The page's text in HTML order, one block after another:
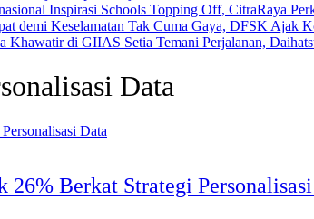
Inspirasi Schools Topping Off, CitraRaya
Tak Cuma Gaya, DFSK Ajak
Setia Temani Perjalanan,
Data
Berkat Strategi